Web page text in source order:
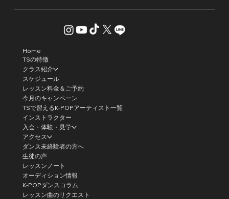
Home
TSの特徴
クラス紹介
スケジュール
レッスン料金＆ご予約
今月のキャンペーン
TSで習えるK-POPアーティスト一覧
インストラクター
入会・体験・見学
アクセス
ダンス未経験者の方へ
生徒の声
レッスンノート
オーディション情報
K-POPダンスコラム
レッスン曲のリクエスト